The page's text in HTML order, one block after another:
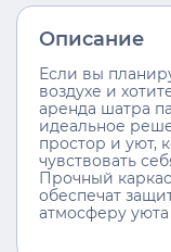
Описание
Если вы
воздухе и
аренда шатра
идеальное
простор и уют,
чувствовать
Прочный
обеспечат
атмосферу уюта